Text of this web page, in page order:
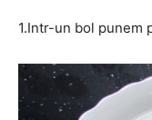
1.Intr-un bol punem